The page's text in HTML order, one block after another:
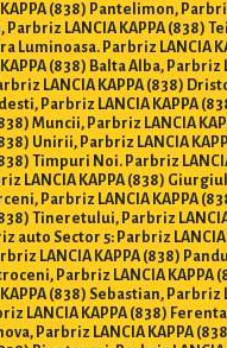
(838) Pantelimon,
Parbriz LANCIA KAPPA (838)
Luminoasa. Parbriz LANCIA
(838) Balta Alba, Parbriz
LANCIA KAPPA (838)
Parbriz LANCIA KAPPA
Muncii, Parbriz LANCIA
Unirii, Parbriz LANCIA
Timpuri Noi. Parbriz
LANCIA KAPPA (838)
Parbriz LANCIA KAPPA
Tineretului, Parbriz
auto Sector 5: Parbriz LANCIA
LANCIA KAPPA (838)
Parbriz LANCIA KAPPA
(838) Sebastian, Parbriz
LANCIA KAPPA (838)
Parbriz LANCIA KAPPA